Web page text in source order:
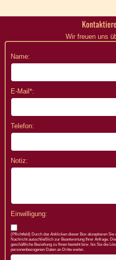
Wir freuen uns
Name:
E-Mail*:
Telefon:
Notiz:
Einwilligung:
(Pflichtfeld) Durch das Anklicken dieser Box akzeptieren Sie
Nachricht ausschließlich zur Beantwortung Ihrer Anfrage.
geschäftliche Beziehung zu Ihnen besteht bzw. bis Sie die
personenbezogenen Daten an Dritte weiter.